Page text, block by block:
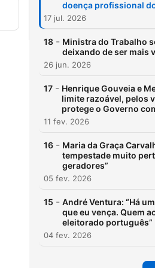
doença profissional
17 jul. 2026
18 - Ministra do Trabalho
deixando de ser mais
26 jun. 2026
17 - Henrique Gouveia e
limite razoável, pelos
protege o Governo
11 fev. 2026
16 - Maria da Graça
tempestade muito
geradores”
05 fev. 2026
15 - André Ventura: “Há
que eu vença. Quem
eleitorado português”
04 fev. 2026